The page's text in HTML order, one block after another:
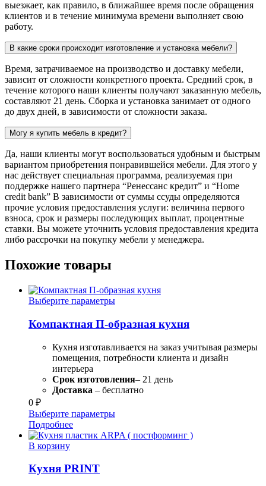
выезжает, как правило, в ближайшее время после обращения
клиентов и в течение минимума времени выполняет свою
работу.
В какие сроки происходит изготовление и установка мебели?
Время, затрачиваемое на производство и доставку мебели,
зависит от сложности конкретного проекта. Средний срок, в
течение которого наши клиенты получают заказанную мебель,
составляют 21 день. Сборка и установка занимает от одного
до двух дней, в зависимости от сложности заказа.
Могу я купить мебель в кредит?
Да, наши клиенты могут воспользоваться удобным и быстрым
вариантом приобретения понравившейся мебели. Для этого у
нас действует специальная программа, реализуемая при
поддержке нашего партнера “Ренессанс кредит” и “Home
credit bank” В зависимости от суммы ссуды определяются
прочие условия предоставления услуги: величина первого
взноса, срок и размеры последующих выплат, процентные
ставки. Вы можете уточнить условия предоставления кредита
либо рассрочки на покупку мебели у менеджера.
Похожие товары
Выберите параметры
Компактная П-образная кухня
Кухня изготавливается на заказ учитывая размеры
помещения, потребности клиента и дизайн
интерьера
Срок изготовления– 21 день
Доставка – бесплатно
0 ₽
Выберите параметры
Подробнее
В корзину
Кухня PRINT